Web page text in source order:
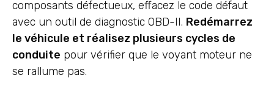
composants défectueux, effacez le code défaut
avec un outil de diagnostic OBD-II. Redémarrez
le véhicule et réalisez plusieurs cycles de
conduite pour vérifier que le voyant moteur ne
se rallume pas.